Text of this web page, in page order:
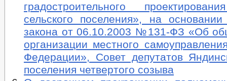
градостроительного
сельского поселения», на
закона от 06.10.2003 №131-ФЗ «Об
организации местного
Федерации», Совет депутатов
поселения четвертого созыва